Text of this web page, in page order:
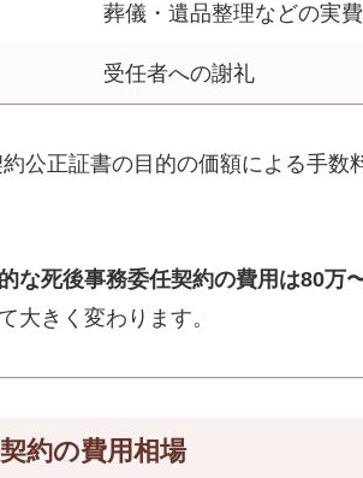
葬儀・遺品整理などの実費
受任者への謝礼
公正証書の目的の価額による手数
な死後事務委任契約の費用は80万
大きく変わります。
約の費用相場